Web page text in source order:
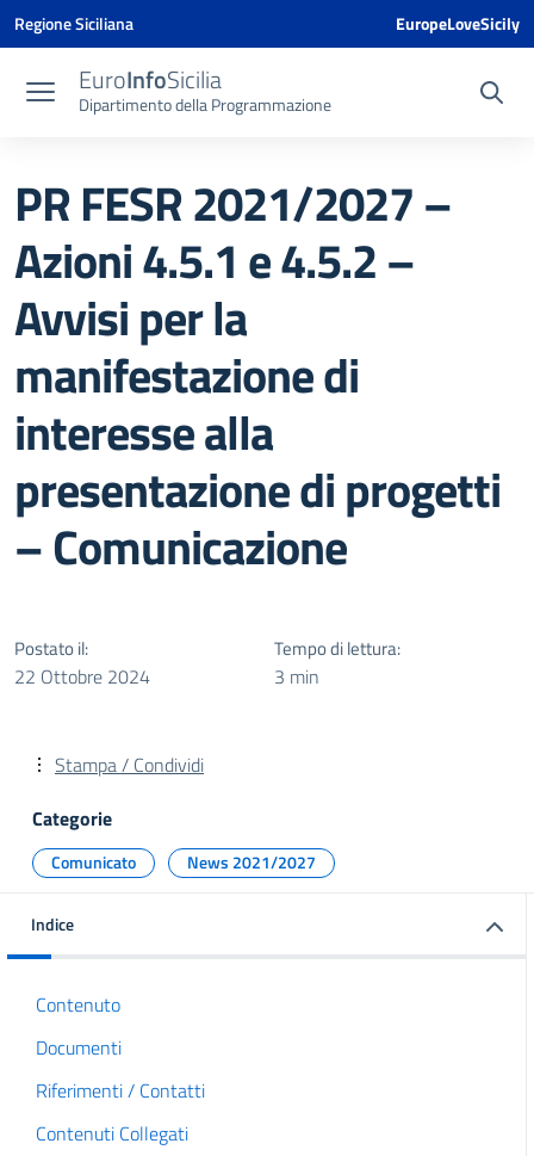
Vai ai contenuti
Vai al menu di navigazione
Vai al footer
Vai al banner delle Cookie Policy
Regione Siciliana EuropeLoveSicily
EuroInfoSicilia
Dipartimento della Programmazione
PR FESR 2021/2027 –
Azioni 4.5.1 e 4.5.2 –
Avvisi per la
manifestazione di
interesse alla
presentazione di progetti
– Comunicazione
Postato il:
22 Ottobre 2024
Tempo di lettura:
3 min
Stampa / Condividi
Categorie
Comunicato News 2021/2027
Indice
Contenuto
Documenti
Riferimenti / Contatti
Contenuti Collegati